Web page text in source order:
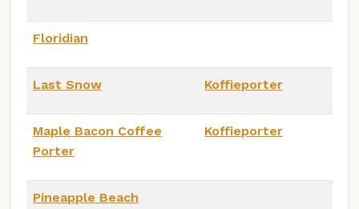
Floridian
Last Snow Koffieporter
Maple Bacon Coffee
Porter
Koffieporter
Pineapple Beach